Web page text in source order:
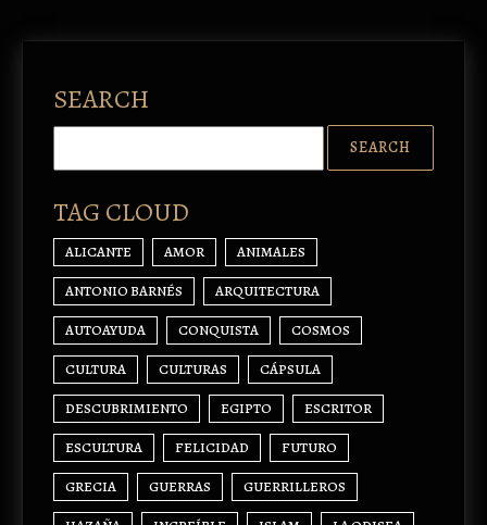
SEARCH
TAG CLOUD
ALICANTE AMOR ANIMALES
ANTONIO BARNÉS ARQUITECTURA
AUTOAYUDA CONQUISTA COSMOS
CULTURA CULTURAS CÁPSULA
DESCUBRIMIENTO EGIPTO ESCRITOR
ESCULTURA FELICIDAD FUTURO
GRECIA GUERRAS GUERRILLEROS